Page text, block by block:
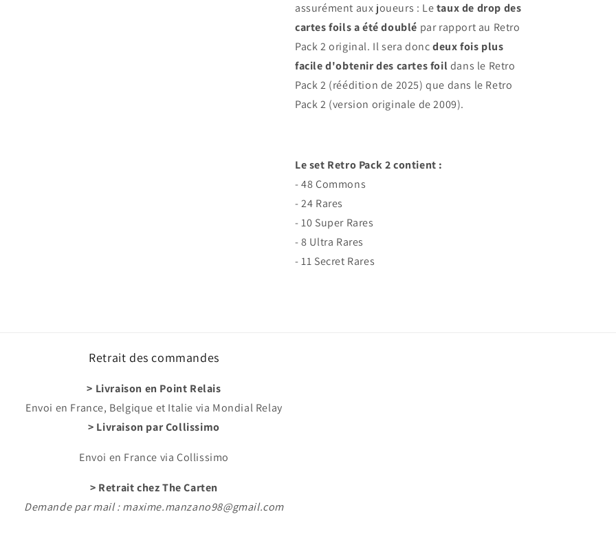
assurément aux joueurs : Letaux de drop des
cartes foils a été doublé par rapport au Retro
Pack 2 original. Il sera doncdeux fois plus
facile d'obtenir des cartes foildans le Retro
Pack 2 (réédition de 2025) que dans le Retro
Pack 2 (version originale de 2009).
Le set Retro Pack 2 contient :
- 48 Commons
- 24 Rares
- 10 Super Rares
- 8 Ultra Rares
- 11 Secret Rares
Retrait des commandes
> Livraison en Point Relais
Envoi en France, Belgique et Italie via Mondial Relay
> Livraison par Collissimo
Envoi en France via Collissimo
> Retrait chez The Carten
Demande par mail : maxime.manzano98@gmail.com